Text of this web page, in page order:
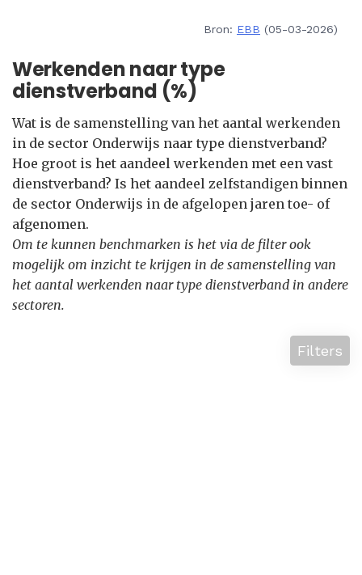
Bron: EBB (05-03-2026)
Werkenden naar type
dienstverband (%)
Wat is de samenstelling van het aantal werkenden
in de sector Onderwijs naar type dienstverband?
Hoe groot is het aandeel werkenden met een vast
dienstverband? Is het aandeel zelfstandigen binnen
de sector Onderwijs in de afgelopen jaren toe- of
afgenomen.
Om te kunnen benchmarken is het via de filter ook
mogelijk om inzicht te krijgen in de samenstelling van
het aantal werkenden naar type dienstverband in andere
sectoren.
Filters